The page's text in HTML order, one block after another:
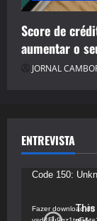
Score de
aumentar o
JORNAL
ENTREVISTA
Tocador
vídeo
Code 150:
Fazer download do